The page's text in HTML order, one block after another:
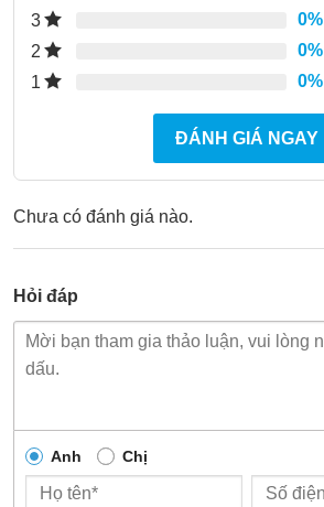
3
0%
2
0%
1
0%
ĐÁNH GIÁ NGAY
Chưa có đánh giá nào.
Hỏi đáp
Anh Chị